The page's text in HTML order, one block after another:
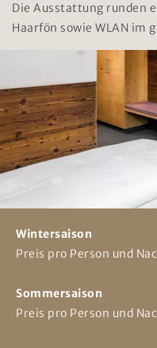
Die Ausstattung runden
Haarfön sowie WLAN im
Wintersaison
Preis pro Person und
Sommersaison
Preis pro Person und